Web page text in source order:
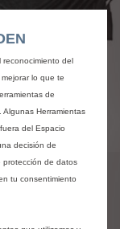
-
en nuestro sitio
mejoran la usabilidad
reconocimiento del
lo que te
de
Algunas Herramientas
del Espacio
decisión de
protección de datos
tu consentimiento